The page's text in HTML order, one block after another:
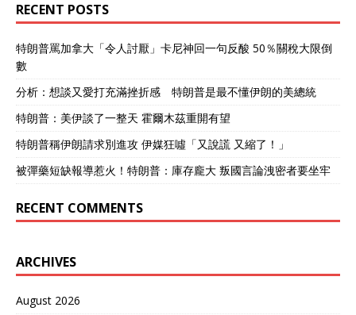
RECENT POSTS
特朗普罵加拿大「令人討厭」卡尼神回一句反酸 50％關稅大限倒
數
分析：想談又愛打充滿挫折感 特朗普是最不懂伊朗的美總統
特朗普：美伊談了一整天 霍爾木茲重開有望
特朗普稱伊朗請求別進攻 伊媒狂噓「又說謊 又縮了！」
被彈藥短缺報導惹火！特朗普：庫存龐大 叛國言論洩密者要坐牢
RECENT COMMENTS
ARCHIVES
August 2026